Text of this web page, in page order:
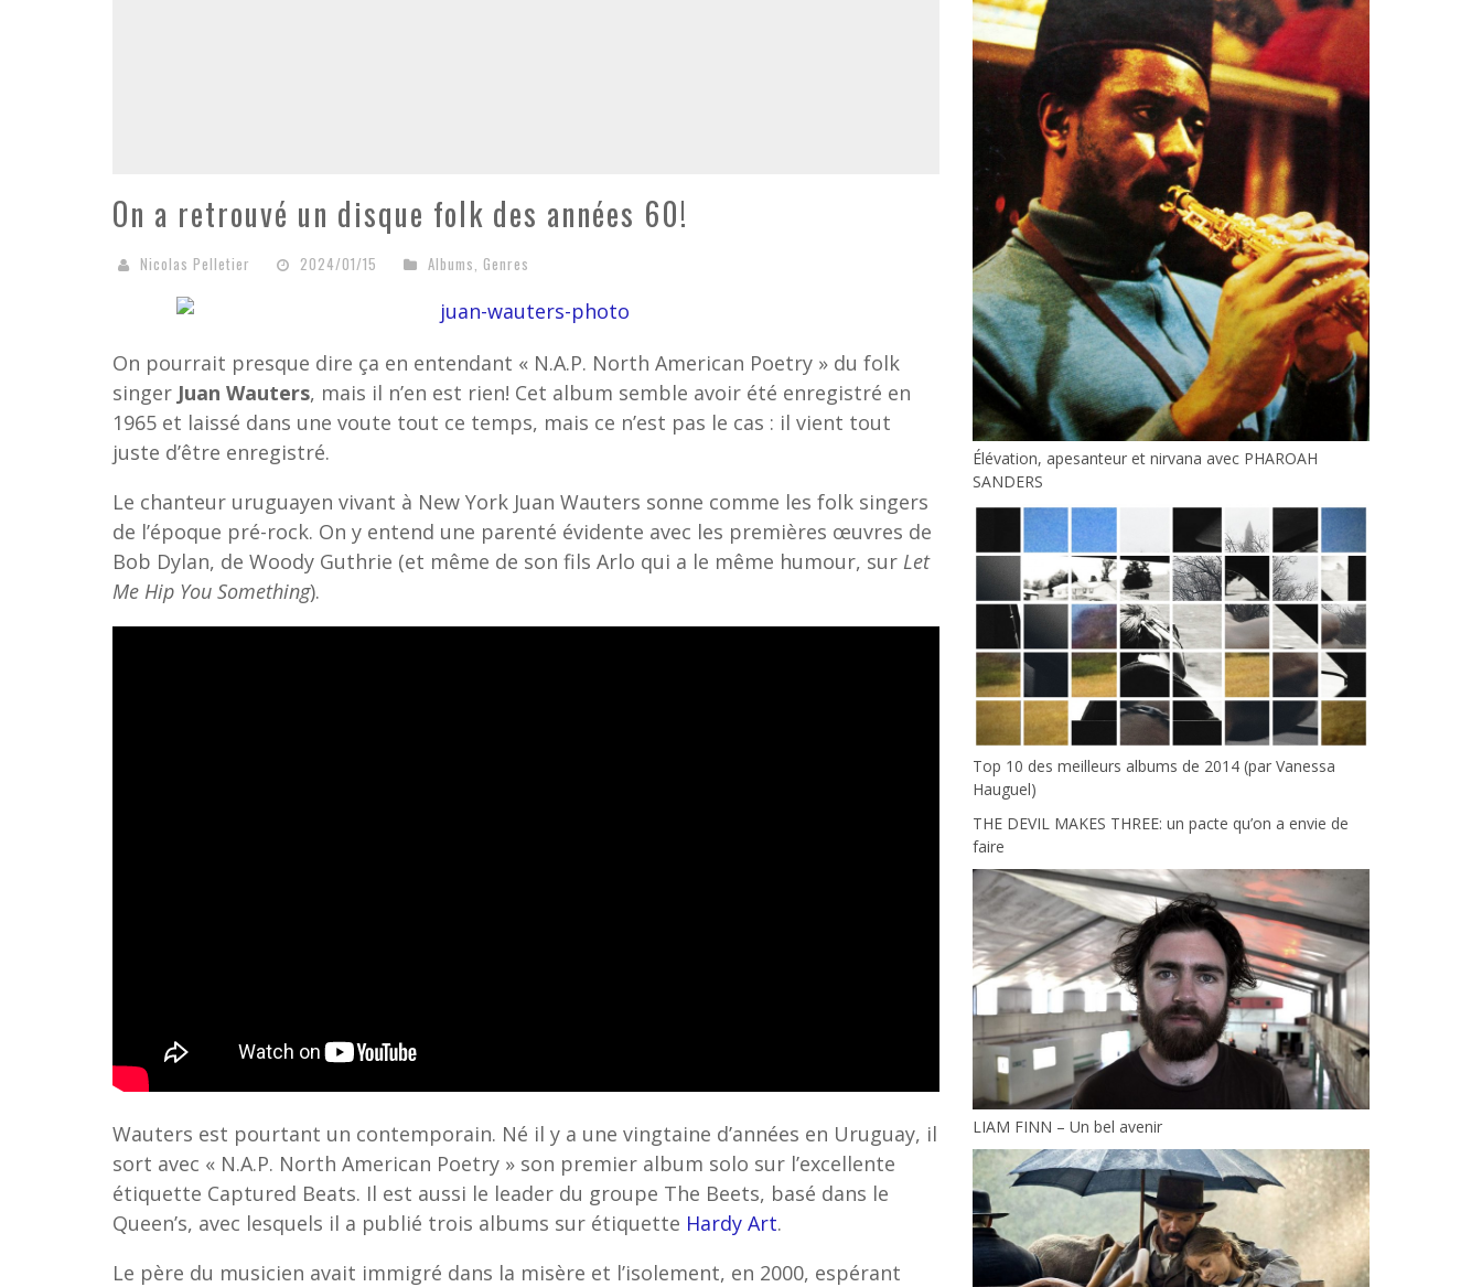
On a retrouvé un disque folk des années 60!
Nicolas Pelletier 2024/01/15 Albums, Genres
On pourrait presque dire ça en entendant « N.A.P. North American Poetry » du folk
singer Juan Wauters, mais il n’en est rien! Cet album semble avoir été enregistré en
1965 et laissé dans une voute tout ce temps, mais ce n’est pas le cas : il vient tout
juste d’être enregistré.
Le chanteur uruguayen vivant à New York Juan Wauters sonne comme les folk singers
de l’époque pré-rock. On y entend une parenté évidente avec les premières œuvres de
Bob Dylan, de Woody Guthrie (et même de son fils Arlo qui a le même humour, sur Let
Me Hip You Something).
Wauters est pourtant un contemporain. Né il y a une vingtaine d’années en Uruguay, il
sort avec « N.A.P. North American Poetry » son premier album solo sur l’excellente
étiquette Captured Beats. Il est aussi le leader du groupe The Beets, basé dans le
Queen’s, avec lesquels il a publié trois albums sur étiquette Hardy Art.
Le père du musicien avait immigré dans la misère et l’isolement, en 2000, espérant
Élévation, apesanteur et nirvana avec PHAROAH
SANDERS
Top 10 des meilleurs albums de 2014 (par Vanessa
Hauguel)
THE DEVIL MAKES THREE: un pacte qu’on a envie de
faire
LIAM FINN – Un bel avenir